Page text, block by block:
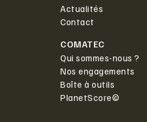
Actualités
Contact
COMATEC
Qui sommes-nous ?
Nos engagements
Boîte à outils
PlanetScore©